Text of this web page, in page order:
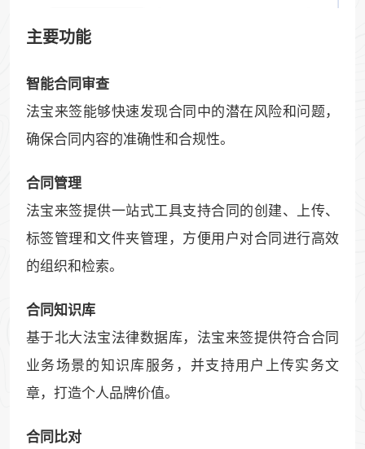
主要功能
智能合同审查
法宝来签能够快速发现合同中的潜在风险和问题，
确保合同内容的准确性和合规性。
合同管理
法宝来签提供一站式工具支持合同的创建、上传、
标签管理和文件夹管理，方便用户对合同进行高效
的组织和检索。
合同知识库
基于北大法宝法律数据库，法宝来签提供符合合同
业务场景的知识库服务，并支持用户上传实务文
章，打造个人品牌价值。
合同比对